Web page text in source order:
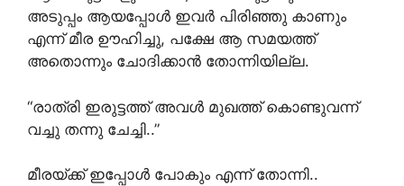
അടുപ്പം ആയപ്പോൾ ഇവർ പിരിഞ്ഞു കാണും
എന്ന് മീര ഊഹിച്ചു, പക്ഷേ ആ സമയത്ത്
അതൊന്നും ചോദിക്കാൻ തോന്നിയില്ല.
“രാത്രി ഇരുട്ടത്ത് അവൾ മുഖത്ത് കൊണ്ടുവന്ന്
വച്ചു തന്നു ചേച്ചി..”
മീരയ്ക്ക് ഇപ്പോൾ പോകും എന്ന് തോന്നി..